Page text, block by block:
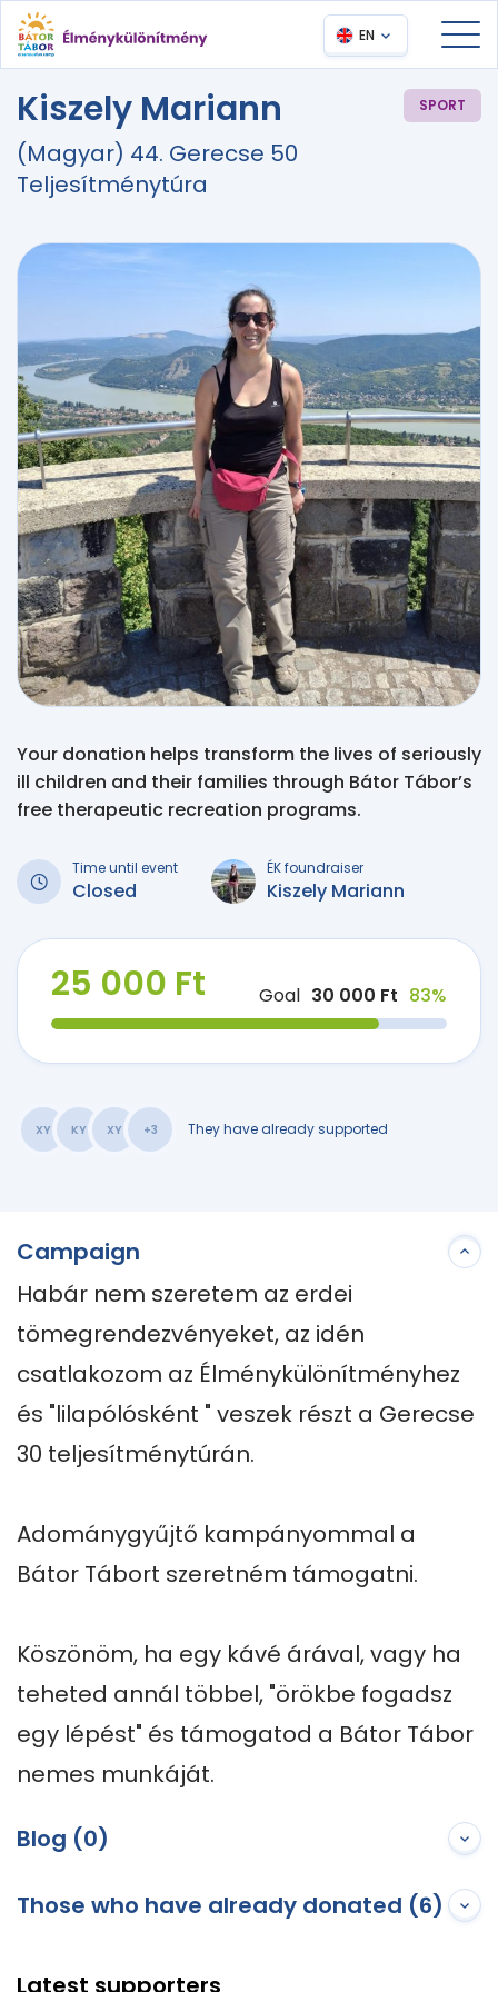
EN
Kiszely Mariann SPORT
(Magyar) 44. Gerecse 50
Teljesítménytúra
Your donation helps transform the lives of seriously
ill children and their families through Bátor Tábor’s
free therapeutic recreation programs.
Time until event
Closed
ÉK foundraiser
Kiszely Mariann
25 000 Ft Goal 30 000 Ft 83%
XY KY XY +3 They have already supported
Campaign
Habár nem szeretem az erdei
tömegrendezvényeket, az idén
csatlakozom az Élménykülönítményhez
és "lilapólósként " veszek részt a Gerecse
30 teljesítménytúrán.
Adománygyűjtő kampányommal a
Bátor Tábort szeretném támogatni.
Köszönöm, ha egy kávé árával, vagy ha
teheted annál többel, "örökbe fogadsz
egy lépést" és támogatod a Bátor Tábor
nemes munkáját.
Blog (0)
Those who have already donated (6)
Latest supporters